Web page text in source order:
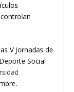
s V Jornadas de
Social